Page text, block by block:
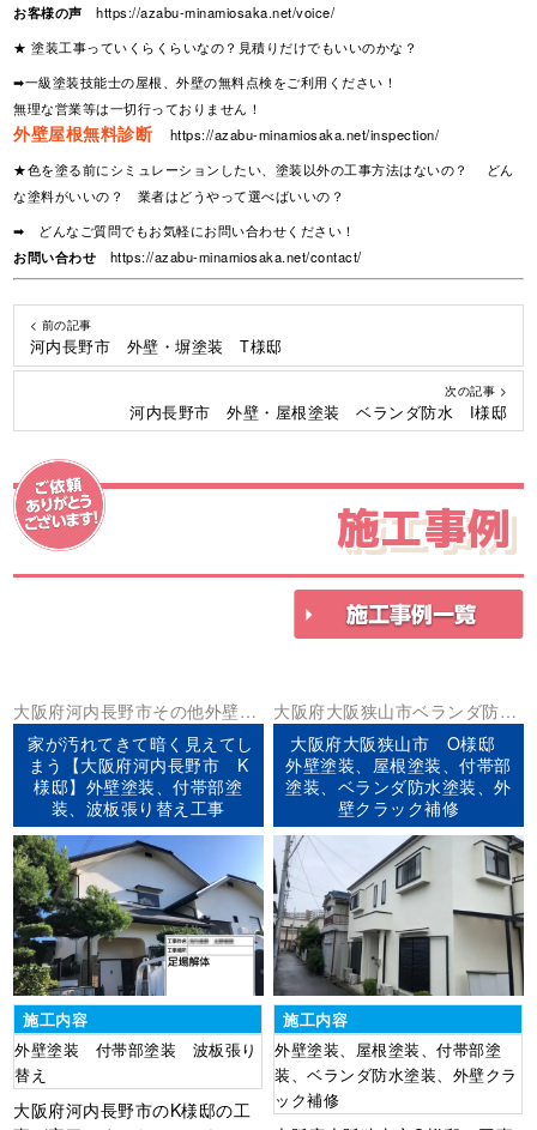
お客様の声
https://azabu-minamiosaka.net/voice/
★ 塗装工事っていくらくらいなの？見積りだけでもいいのかな？
➡一級塗装技能士の屋根、外壁の無料点検をご利用ください！
無理な営業等は一切行っておりません！
外壁屋根無料診断
https://azabu-minamiosaka.net/inspection/
★色を塗る前にシミュレーションしたい、塗装以外の工事方法はないの？ どん
な塗料がいいの？ 業者はどうやって選べばいいの？
➡ どんなご質問でもお気軽にお問い合わせください！
お問い合わせ
https://azabu-minamiosaka.net/contact/
< 前の記事
河内長野市 外壁・塀塗装 T様邸
次の記事 >
河内長野市 外壁・屋根塗装 ベランダ防水 I様邸
施工事例
大阪府河内長野市その他外壁塗
装家が汚れてきて暗く見えてし
まう【大阪府河内長野市 K
様邸】外壁塗装、付帯部塗
装、波板張り替え工事
施工内容
外壁塗装 付帯部塗装 波板張り
替え
大阪府河内長野市のK様邸の工
大阪府大阪狭山市ベランダ防水
外壁塗装屋根塗装防水工事
大阪府大阪狭山市 O様邸
外壁塗装、屋根塗装、付帯部
塗装、ベランダ防水塗装、外
壁クラック補修
施工内容
外壁塗装、屋根塗装、付帯部塗
装、ベランダ防水塗装、外壁クラ
ック補修